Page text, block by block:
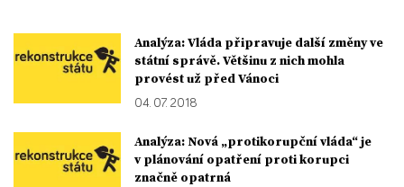
Analýza: Vláda připravuje další změny ve
státní správě. Většinu z nich mohla
provést už před Vánoci
04. 07. 2018
Analýza: Nová „protikorupční vláda“ je
v plánování opatření proti korupci
značně opatrná